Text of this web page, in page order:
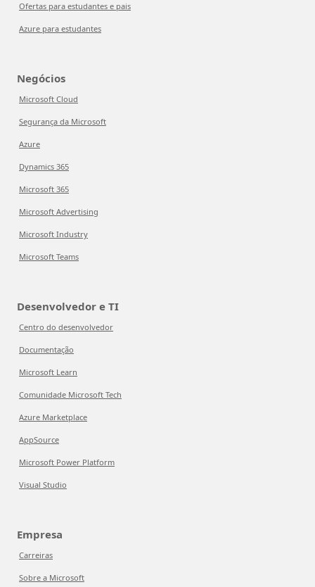
Ofertas para estudantes e pais
Azure para estudantes
Negócios
Microsoft Cloud
Segurança da Microsoft
Azure
Dynamics 365
Microsoft 365
Microsoft Advertising
Microsoft Industry
Microsoft Teams
Desenvolvedor e TI
Centro do desenvolvedor
Documentação
Microsoft Learn
Comunidade Microsoft Tech
Azure Marketplace
AppSource
Microsoft Power Platform
Visual Studio
Empresa
Carreiras
Sobre a Microsoft